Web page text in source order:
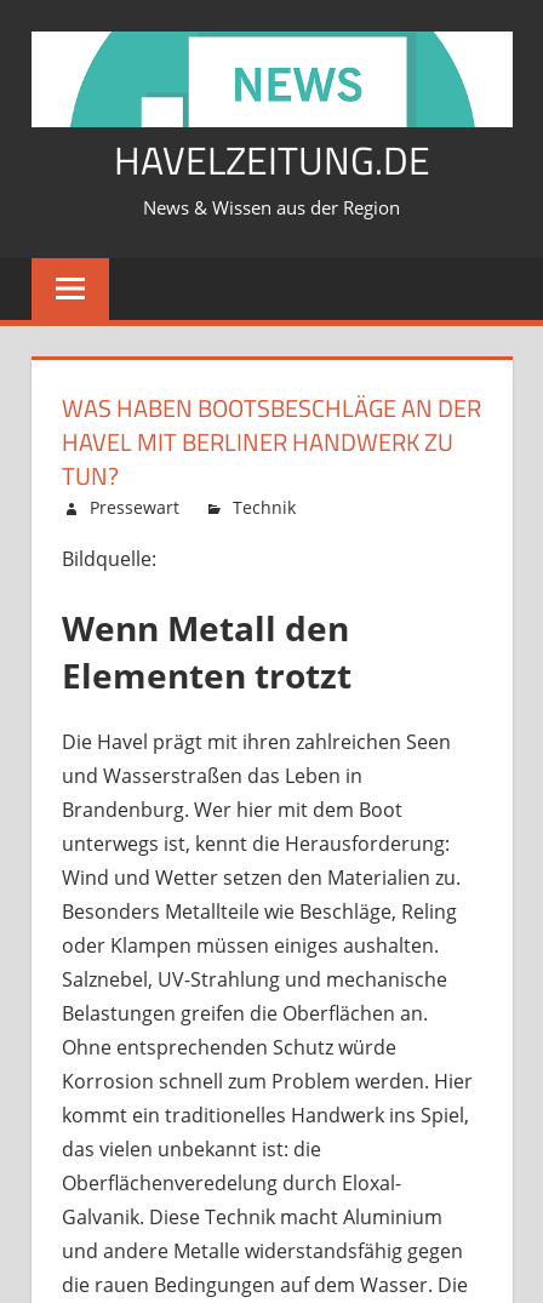
springen
HAVELZEITUNG.DE
News & Wissen aus der Region
WAS HABEN BOOTSBESCHLÄGE AN DER
HAVEL MIT BERLINER HANDWERK ZU
TUN?
Februar 12, 2026
Pressewart Technik
mit
tun?
Bildquelle:
Wenn Metall den
Elementen trotzt
Die Havel prägt mit ihren zahlreichen Seen
und Wasserstraßen das Leben in
Brandenburg. Wer hier mit dem Boot
unterwegs ist, kennt die Herausforderung:
Wind und Wetter setzen den Materialien zu.
Besonders Metallteile wie Beschläge, Reling
oder Klampen müssen einiges aushalten.
Salznebel, UV-Strahlung und mechanische
Belastungen greifen die Oberflächen an.
Ohne entsprechenden Schutz würde
Korrosion schnell zum Problem werden. Hier
kommt ein traditionelles Handwerk ins Spiel,
das vielen unbekannt ist: die
Oberflächenveredelung durch Eloxal-
Galvanik. Diese Technik macht Aluminium
und andere Metalle widerstandsfähig gegen
die rauen Bedingungen auf dem Wasser. Die